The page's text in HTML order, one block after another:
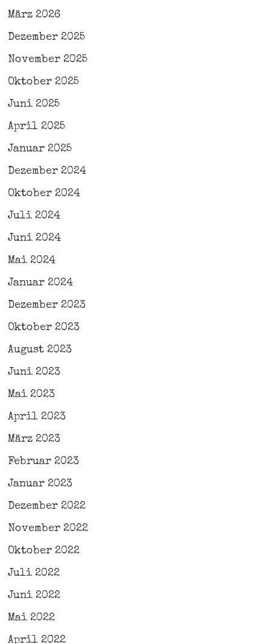
März 2026
Dezember 2025
November 2025
Oktober 2025
Juni 2025
April 2025
Januar 2025
Dezember 2024
Oktober 2024
Juli 2024
Juni 2024
Mai 2024
Januar 2024
Dezember 2023
Oktober 2023
August 2023
Juni 2023
Mai 2023
April 2023
März 2023
Februar 2023
Januar 2023
Dezember 2022
November 2022
Oktober 2022
Juli 2022
Juni 2022
Mai 2022
April 2022